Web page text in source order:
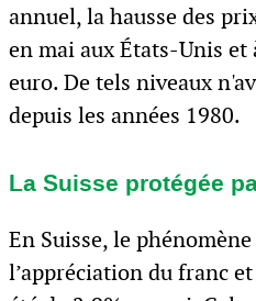
annuel, la hausse des
en mai aux États-Unis et
euro. De tels niveaux
depuis les années 1980.
La Suisse protégée
En Suisse, le
l’appréciation du franc